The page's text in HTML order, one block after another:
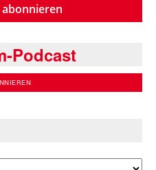
Podcast